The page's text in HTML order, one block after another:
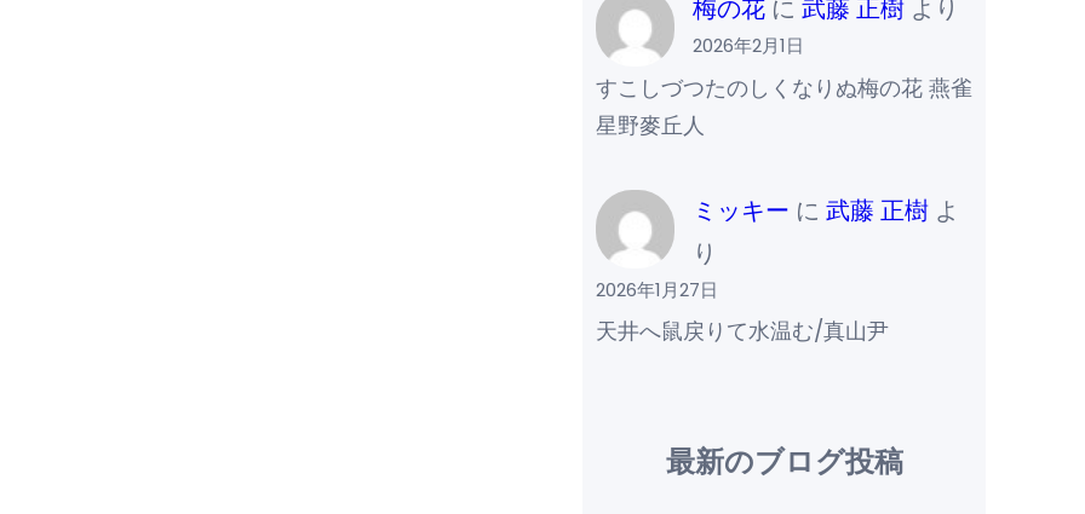
梅の花に 武藤 正樹より
2026年2月1日
すこしづつたのしくなりぬ梅の花 燕雀
星野麥丘人
ミッキー に 武藤 正樹よ
り
2026年1月27日
天井へ鼠戻りて水温む/真山尹
最新のブログ投稿